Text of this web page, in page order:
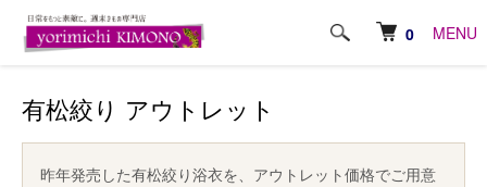
0 MENU
ホーム オリジナル商品 有松絞り 有松絞り アウトレット
有松絞り アウトレット
昨年発売した有松絞り浴衣を、アウトレット価格でご用意